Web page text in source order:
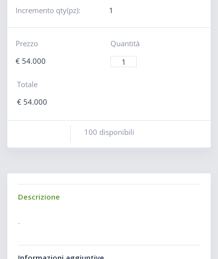
Incremento qty(pz):
1
Prezzo
€54.000
Quantità
Totale
€54.000
100 disponibili
Descrizione
.